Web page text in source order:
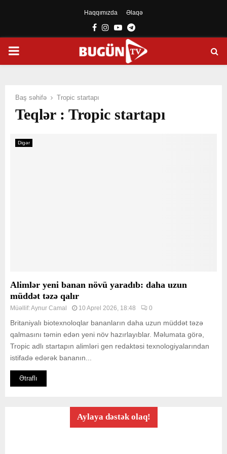
Haqqımızda Əlaqə
Facebook
Instagram
YoutubeTelegram
PRIMARY
Baş səhifə Tropic startapı
Teqlər : Tropic startapı
Digər
Alimlər yeni banan növü yaradıb: daha uzun
müddət təzə qalır
Müəllif:Aynur Camal 10 Aprel 2026, 18:48 0
Britaniyalı biotexnoloqlar bananların daha uzun müddət təzə
qalmasını təmin edən yeni növ hazırlayıblar. Məlumata görə,
Tropic adlı startapın alimləri gen redaktəsi texnologiyalarından
istifadə edərək bananın...
Ətraflı
Aylaya dəstək olaq!